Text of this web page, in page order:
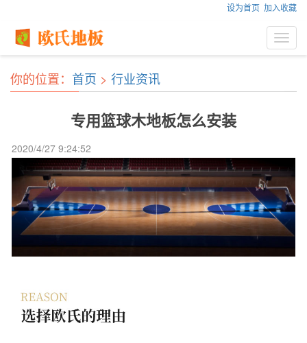
设为首页 加入收藏
你的位置： 首页 > 行业资讯
专用篮球木地板怎么安装
2020/4/27 9:24:52